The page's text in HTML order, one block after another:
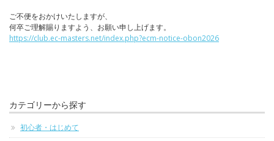
ご不便をおかけいたしますが、
何卒ご理解賜りますよう、お願い申し上げます。
https://club.ec-masters.net/index.php?ecm-notice-obon2026
カテゴリーから探す
初心者・はじめて